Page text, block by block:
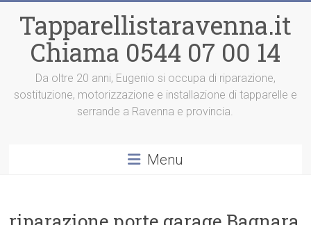
contenuto
Tapparellistaravenna.it
Chiama 0544 07 00 14
Da oltre 20 anni, Eugenio si occupa di riparazione,
sostituzione, motorizzazione e installazione di tapparelle e
serrande a Ravenna e provincia.
Menu